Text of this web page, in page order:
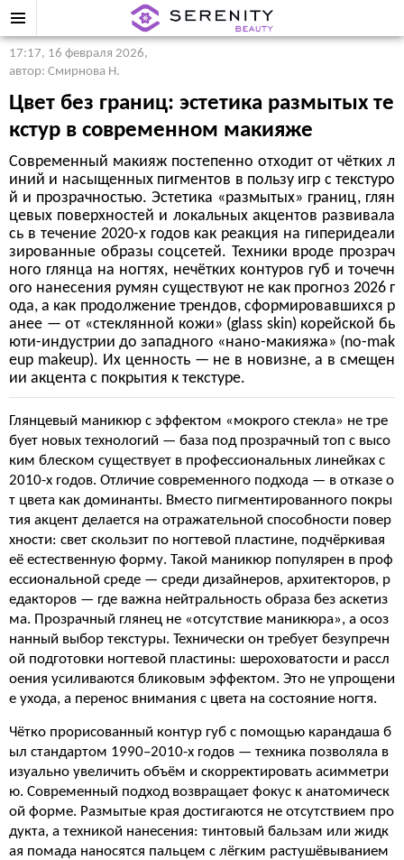
17:17, 16 февраля 2026,
автор: Смирнова Н.
Цвет без границ: эстетика размытых те
кстур в современном макияже
Современный макияж постепенно отходит от чётких л
иний и насыщенных пигментов в пользу игр с текстуро
й и прозрачностью. Эстетика «размытых» границ, глян
цевых поверхностей и локальных акцентов развивала
сь в течение 2020-х годов как реакция на гиперидеали
зированные образы соцсетей. Техники вроде прозрач
ного глянца на ногтях, нечётких контуров губ и точечн
ого нанесения румян существуют не как прогноз 2026 г
ода, а как продолжение трендов, сформировавшихся р
анее — от «стеклянной кожи» (glass skin) корейской бь
юти-индустрии до западного «нано-макияжа» (no-mak
eup makeup). Их ценность — не в новизне, а в смещен
ии акцента с покрытия к текстуре.
Глянцевый маникюр с эффектом «мокрого стекла» не тре
бует новых технологий — база под прозрачный топ с высо
ким блеском существует в профессиональных линейках с
2010-х годов. Отличие современного подхода — в отказе о
т цвета как доминанты. Вместо пигментированного покры
тия акцент делается на отражательной способности повер
хности: свет скользит по ногтевой пластине, подчёркивая
её естественную форму. Такой маникюр популярен в проф
ессиональной среде — среди дизайнеров, архитекторов, р
едакторов — где важна нейтральность образа без аскетиз
ма. Прозрачный глянец не «отсутствие маникюра», а осоз
нанный выбор текстуры. Технически он требует безупречн
ой подготовки ногтевой пластины: шероховатости и рассл
оения усиливаются бликовым эффектом. Это не упрощени
е ухода, а перенос внимания с цвета на состояние ногтя.
Чётко прорисованный контур губ с помощью карандаша б
ыл стандартом 1990–2010-х годов — техника позволяла в
изуально увеличить объём и скорректировать асимметри
ю. Современный подход возвращает фокус к анатомическ
ой форме. Размытые края достигаются не отсутствием про
дукта, а техникой нанесения: тинтовый бальзам или жидк
ая помада наносятся пальцем с лёгким растушёвыванием